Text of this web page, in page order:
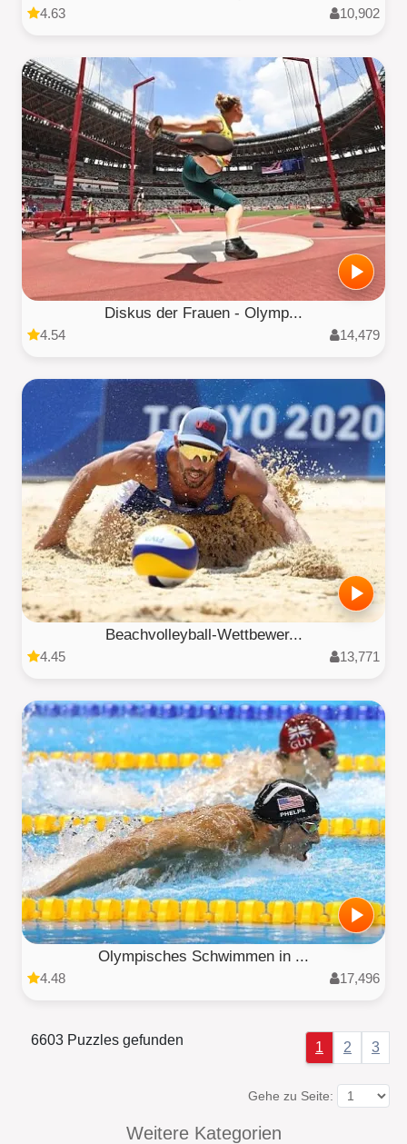
4.63 10,902
Diskus der Frauen - Olymp...
4.54 14,479
Beachvolleyball-Wettbewer...
4.45 13,771
Olympisches Schwimmen in ...
4.48 17,496
6603 Puzzles gefunden 1 2 3
Gehe zu Seite:
Weitere Kategorien